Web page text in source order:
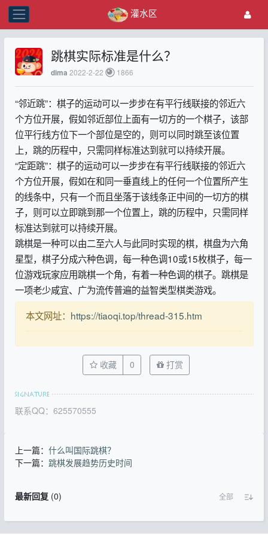
灌水区
跳棋实际标准是什么？
dima 2022-2-22 1866
“邻近跳”：棋子的运动可以一步步在有平行线联接的邻近六
个方位开展，假如邻近部位上面有一切方的一个棋子，该部
位平行线方位下一个部位是空的，则可以同时跳至该位置
上，跳的历程中，只需同样标准达到就可以持续开展。
“定距跳”：棋子的运动可以一步步在有平行线联接的邻近六
个方位开展，假如在和同一垂直线上的任何一个位置所产生
的线条中，只有一个而且坐落于该线条正中间的一切方的棋
子，则可以立即跳到那一个位置上，跳的历程中，只需同样
标准达到就可以持续开展。
跳棋是一种可以由二至六人与此同时实现的棋，棋盘为六角
星型，棋子分成六种色调，每一种色调10或15枚棋子，每一
位游戏玩家应用跳棋一个角，有着一种色调的棋子。跳棋是
一项老少咸宜、广为流传普遍的益智类型棋类游戏。
本文网址： https://tiaoqi.top/thread-315.htm
收藏 0 打赏
联系QQ：625570555
上一篇： 什么叫国际跳棋？
下一篇： 跳棋发展趋势历史时间
最新回复(0) 全部